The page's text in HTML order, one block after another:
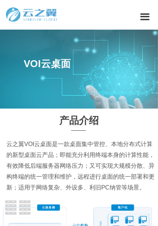
끀
VOI云桌面
产品介绍
云之翼VOI云桌面是⼀款桌面集中管控、本地分布式计算
的新型桌面云产品；即能充分利用终端本身的计算性能，
有效降低后端服务器网络压力；又可实现大规模分散、异
构终端的统一管理和维护，远程进行桌面的统一部署和更
新；适用于网络复杂、外设多、利旧PC纳管等场景。